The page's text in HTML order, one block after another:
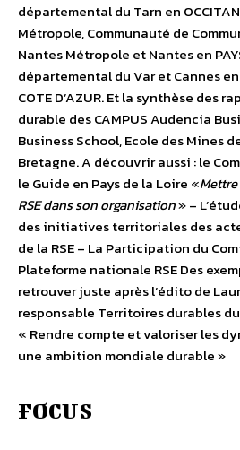
départemental du Tarn en
Métropole, Communauté de
Nantes Métropole et Nantes en
départemental du Var et Cannes en
COTE D’AZUR. Et la synthèse des
durable des CAMPUS Audencia
Business School, Ecole des Mines
Bretagne. A découvrir aussi : le
le Guide en Pays de la Loire «
RSE dans son organisation» –
des initiatives territoriales des
de la RSE – La Participation du
Plateforme nationale RSE Des
retrouver juste après l’édito de
responsable Territoires durables
« Rendre compte et valoriser les
une ambition mondiale durable »
FOCUS